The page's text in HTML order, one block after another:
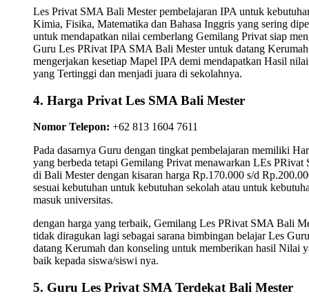
Les Privat SMA Bali Mester pembelajaran IPA untuk
Kimia, Fisika, Matematika dan Bahasa Inggris yang sering
untuk mendapatkan nilai cemberlang Gemilang Privat siap
Guru Les PRivat IPA SMA Bali Mester untuk datang
mengerjakan kesetiap Mapel IPA demi mendapatkan Hasil nilai
yang Tertinggi dan menjadi juara di sekolahnya.
4. Harga Privat Les SMA Bali Mester
Nomor Telepon: +62 813 1604 7611
Pada dasarnya Guru dengan tingkat pembelajaran memiliki
yang berbeda tetapi Gemilang Privat menawarkan LEs PRivat
di Bali Mester dengan kisaran harga Rp.170.000 s/d
sesuai kebutuhan untuk kebutuhan sekolah atau untuk
masuk universitas.
dengan harga yang terbaik, Gemilang Les PRivat SMA Bali
tidak diragukan lagi sebagai sarana bimbingan belajar Les Guru
datang Kerumah dan konseling untuk memberikan hasil Nilai
baik kepada siswa/siswi nya.
5. Guru Les Privat SMA Terdekat Bali Mester